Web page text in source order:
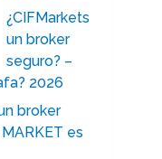
¿CIFMarkets
un broker
seguro? –
2026
broker
es